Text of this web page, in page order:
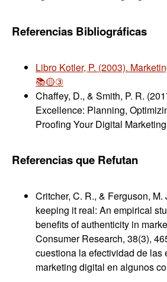
Referencias Bibliográficas
Libro Kotler, P. (2003).
📚🟡③
Chaffey, D., & Smith, P. R.
Excellence: Planning,
Proofing Your Digital
Referencias que Refutan
Critcher, C. R., & Ferguson,
keeping it real: An empirical
benefits of authenticity in
Consumer Research, 38(3),
cuestiona la efectividad de las
marketing digital en algunos